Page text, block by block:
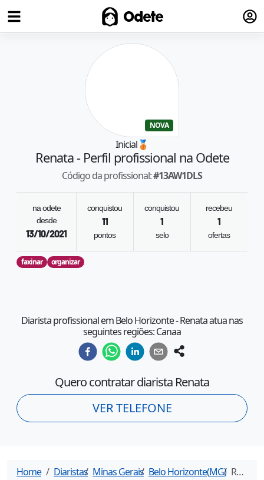
Odete
NOVA
Inicial🥉
Renata- Perfil profissional na Odete
Código da profissional:#13AW1DLS
na odete
desde
13/10/2021
conquistou
11
pontos
conquistou
1
selo
recebeu
1
ofertas
faxinar organizar
Diarista profissional em Belo Horizonte - Renata atua nas
seguintes regiões: Canaa
Quero contratar diarista Renata
VER TELEFONE
Home Diaristas Minas Gerais Belo Horizonte(MG) Renata